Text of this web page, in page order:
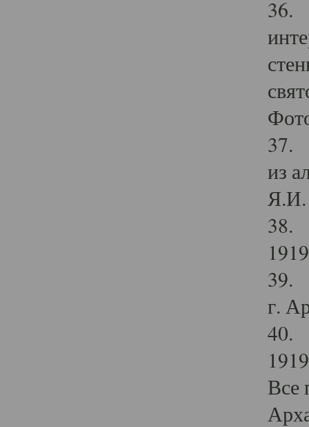
36.
37.
из
Я.И.
38.
39.
г.
40.
Все